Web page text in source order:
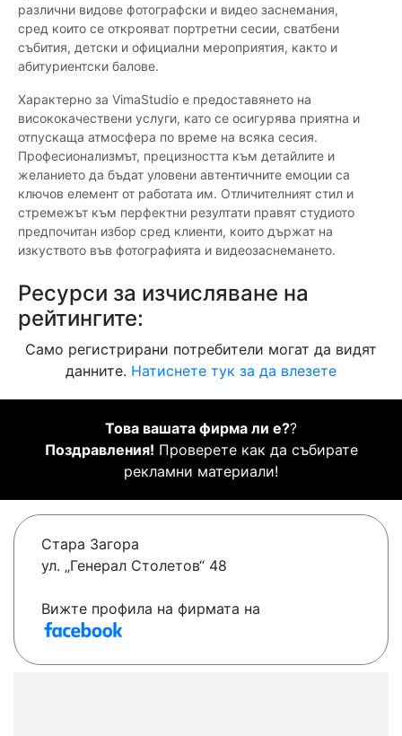
различни видове фотографски и видео заснемания,
сред които се открояват портретни сесии, сватбени
събития, детски и официални мероприятия, както и
абитуриентски балове.
Характерно за VimaStudio е предоставянето на
висококачествени услуги, като се осигурява приятна и
отпускаща атмосфера по време на всяка сесия.
Професионализмът, прецизността към детайлите и
желанието да бъдат уловени автентичните емоции са
ключов елемент от работата им. Отличителният стил и
стремежът към перфектни резултати правят студиото
предпочитан избор сред клиенти, които държат на
изкуството във фотографията и видеозаснемането.
Ресурси за изчисляване на
рейтингите:
Само регистрирани потребители могат да видят
данните. Натиснете тук за да влезете
Това вашата фирма ли е??
Поздравления! Проверете как да събирате
рекламни материали!
Стара Загора
ул. „Генерал Столетов“ 48
Вижте профила на фирмата на